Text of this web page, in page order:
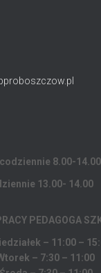
8.00-14.00
13.00- 14.00
PEDAGOGA
– 11:00 –
– 7:30 – 11:00